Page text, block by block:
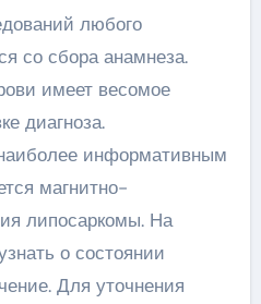
любого
со сбора анамнеза.
имеет весомое
диагноза.
информативным
магнитно-
липосаркомы. На
о состоянии
Для уточнения